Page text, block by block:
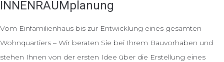
INNENRAUMplanung
Vom Einfamilienhaus bis zur Entwicklung eines gesamten
Wohnquartiers – Wir beraten Sie bei Ihrem Bauvorhaben und
stehen Ihnen von der ersten Idee über die Erstellung eines